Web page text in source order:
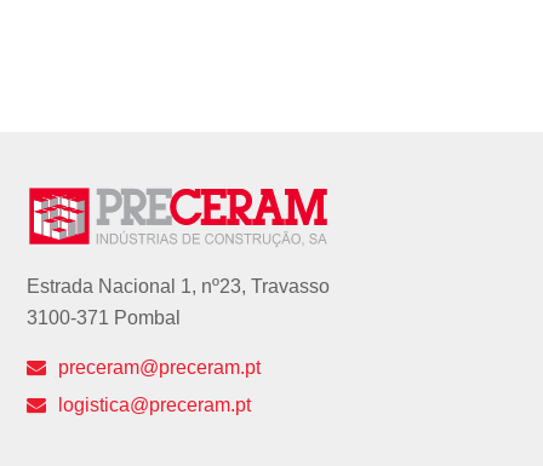
Estrada Nacional 1, nº23, Travasso
3100-371 Pombal
preceram@preceram.pt
logistica@preceram.pt